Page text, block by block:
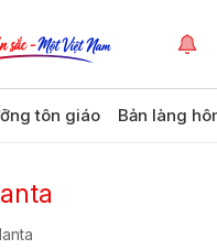
tôn giáo Bản làng